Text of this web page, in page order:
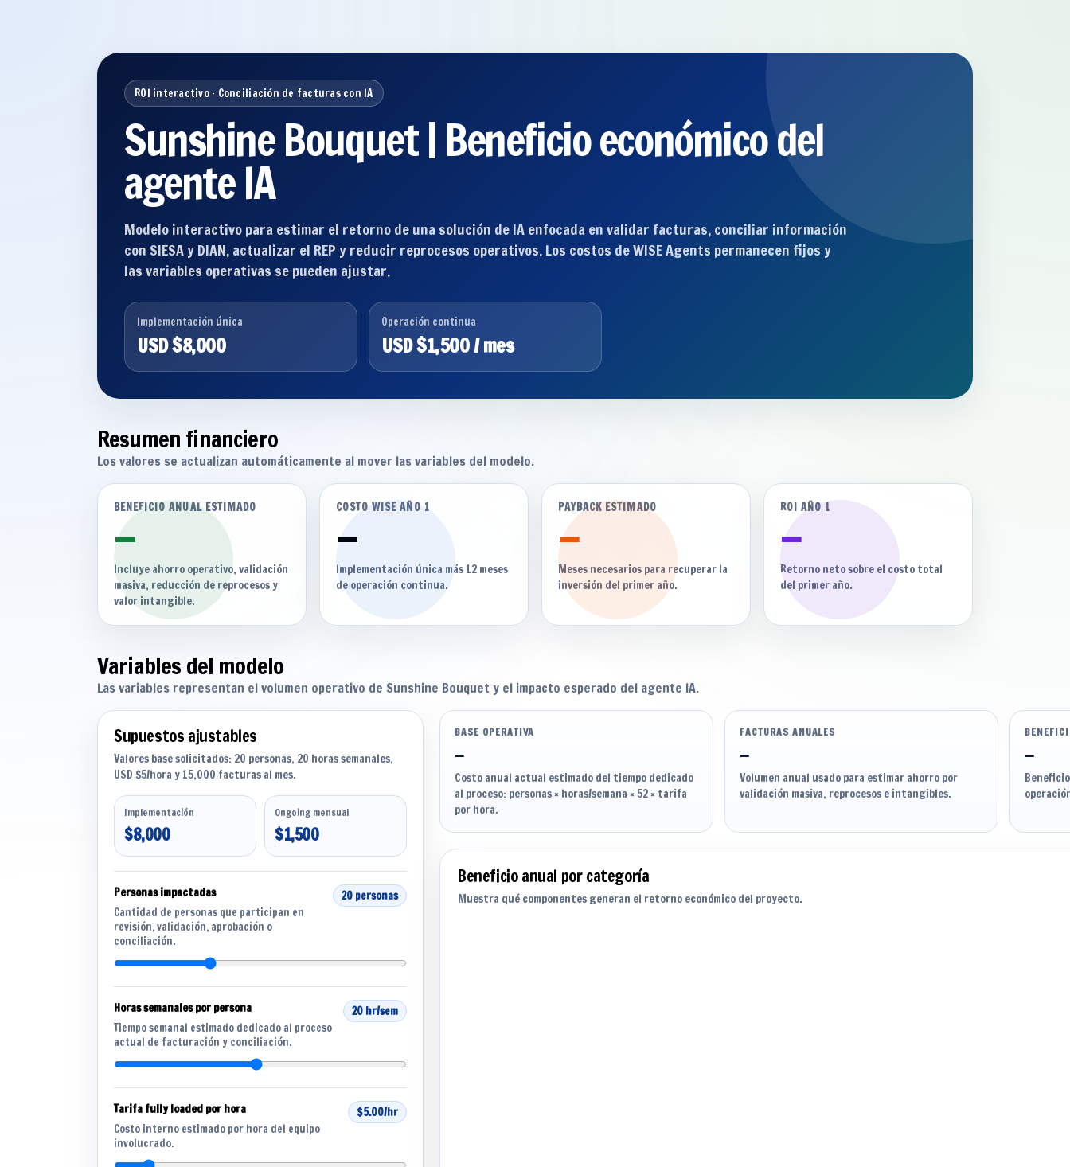
ROI interactivo · Conciliación de facturas con IA
Sunshine Bouquet | Beneficio económico del
agente IA
Modelo interactivo para estimar el retorno de una solución de IA enfocada en validar facturas, conciliar información
con SIESA y DIAN, actualizar el REP y reducir reprocesos operativos. Los costos de WISE Agents permanecen fijos y
las variables operativas se pueden ajustar.
Implementación única
USD $8,000
Operación continua
USD $1,500 / mes
Resumen financiero
Los valores se actualizan automáticamente al mover las variables del modelo.
BENEFICIO ANUAL ESTIMADO
—
Incluye ahorro operativo, validación
masiva, reducción de reprocesos y
valor intangible.
COSTO WISE AÑO 1
—
Implementación única más 12 meses
de operación continua.
PAYBACK ESTIMADO
—
Meses necesarios para recuperar la
inversión del primer año.
ROI AÑO 1
—
Retorno neto sobre el costo total
del primer año.
Variables del modelo
Las variables representan el volumen operativo de Sunshine Bouquet y el impacto esperado del agente IA.
Supuestos ajustables
Valores base solicitados: 20 personas, 20 horas semanales,
USD $5/hora y 15,000 facturas al mes.
Implementación
$8,000
Ongoing mensual
$1,500
Personas impactadas
Cantidad de personas que participan en
revisión, validación, aprobación o
conciliación.
20 personas
Horas semanales por persona
Tiempo semanal estimado dedicado al proceso
actual de facturación y conciliación.
20 hr/sem
Tarifa fully loaded por hora
Costo interno estimado por hora del equipo
involucrado.
$5.00/hr
BASE OPERATIVA
—
Costo anual actual estimado del tiempo dedicado
al proceso: personas × horas/semana × 52 × tarifa
por hora.
FACTURAS ANUALES
—
Volumen anual usado para estimar ahorro por
validación masiva, reprocesos e intangibles.
—
Beneficio anual por categoría
Muestra qué componentes generan el retorno económico del proyecto.